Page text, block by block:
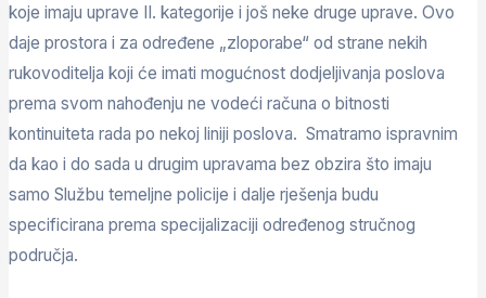
koje imaju uprave II. kategorije i još neke druge uprave. Ovo
daje prostora i za određene „zloporabe“ od strane nekih
rukovoditelja koji će imati mogućnost dodjeljivanja poslova
prema svom nahođenju ne vodeći računa o bitnosti
kontinuiteta rada po nekoj liniji poslova. Smatramo ispravnim
da kao i do sada u drugim upravama bez obzira što imaju
samo Službu temeljne policije i dalje rješenja budu
specificirana prema specijalizaciji određenog stručnog
područja.